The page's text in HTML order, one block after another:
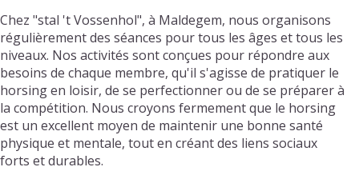
Chez "stal 't Vossenhol", à Maldegem, nous organisons
régulièrement des séances pour tous les âges et tous les
niveaux. Nos activités sont conçues pour répondre aux
besoins de chaque membre, qu'il s'agisse de pratiquer le
horsing en loisir, de se perfectionner ou de se préparer à
la compétition. Nous croyons fermement que le horsing
est un excellent moyen de maintenir une bonne santé
physique et mentale, tout en créant des liens sociaux
forts et durables.